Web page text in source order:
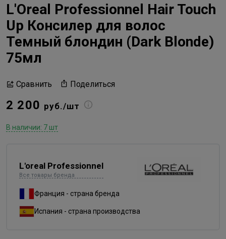
L'Oreal Professionnel Hair Touch
Up Консилер для волос
Темный блондин (Dark Blonde)
75мл
Сравнить Поделиться
2 200 руб./шт
В наличии: 7 шт
L'oreal Professionnel
Все товары бренда
Франция - страна бренда
Испания - страна производства